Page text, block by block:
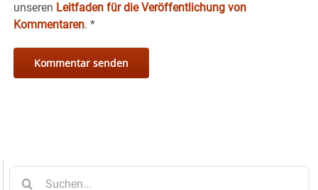
unseren Leitfaden für die Veröffentlichung von
Kommentaren. *